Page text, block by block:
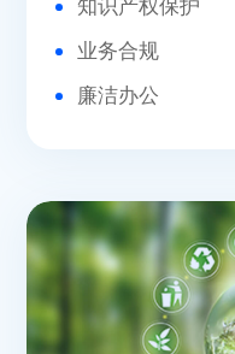
知识产权保护
业务合规
廉洁办公